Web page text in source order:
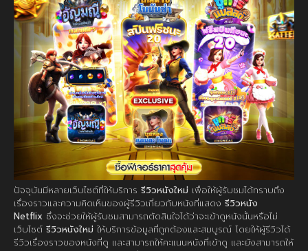
ปัจจุบันมีหลายเว็บไซต์ที่ให้บริการ รีวิวหนังใหม่ เพื่อให้ผู้รับชมได้ทราบถึง
เรื่องราวและความคิดเห็นของผู้รีวิวเกี่ยวกับหนังที่แสดง รีวิวหนัง
Netflix ซึ่งจะช่วยให้ผู้รับชมสามารถตัดสินใจได้ว่าจะเข้าดูหนังนั้นหรือไม่
เว็บไซต์ รีวิวหนังใหม่ ให้บริการข้อมูลที่ถูกต้องและสมบูรณ์ โดยให้ผู้รีวิวได้
รีวิวเรื่องราวของหนังที่ดู และสามารถให้คะแนนหนังที่เข้าดู และยังสามารถให้